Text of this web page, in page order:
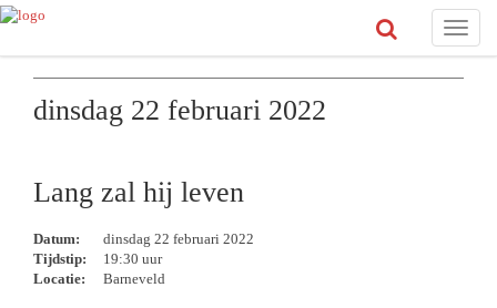
Toggle
dinsdag 22 februari 2022
Lang zal hij leven
Datum:
dinsdag 22 februari 2022
Tijdstip:
19:30 uur
Locatie:
Barneveld